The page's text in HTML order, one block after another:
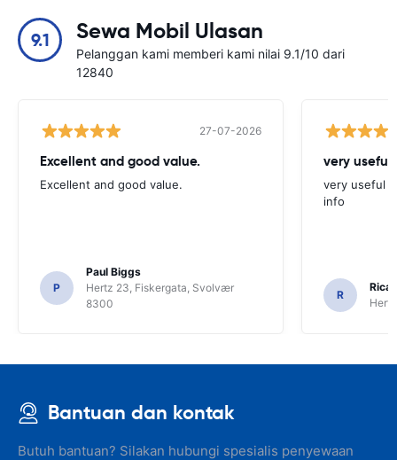
9.1 Sewa Mobil Ulasan
Pelanggan kami memberi kami nilai 9.1/10 dari
12840
27-07-2026
Excellent and good value.
Excellent and good value.
P
Paul Biggs
Hertz 23, Fiskergata, Svolvær
8300
very useful
very useful
info
R
Bantuan dan kontak
Butuh bantuan? Silakan hubungi spesialis penyewaan